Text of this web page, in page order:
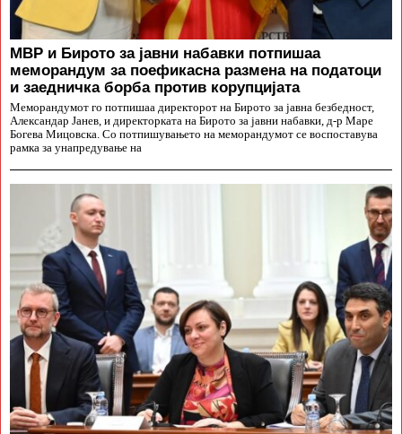
МВР и Бирото за јавни набавки потпишаа
меморандум за поефикасна размена на податоци
и заедничка борба против корупцијата
Меморандумот го потпишаа директорот на Бирото за јавна безбедност,
Александар Јанев, и директорката на Бирото за јавни набавки, д-р Маре
Богева Мицовска. Со потпишувањето на меморандумот се воспоставува
рамка за унапредување на